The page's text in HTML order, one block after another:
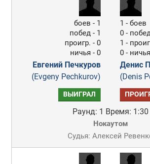
боев - 1
побед - 1
проигр. - 0
ничья - 0
Евгений Печкуров
(Evgeny Pechkurov)
1 - боев
0 -
1 -
0 - ничья
Денис
(Denis
ВЫИГРАЛ
Раунд: 1 Время: 1:30
Нокаутом
Судья: Алексей